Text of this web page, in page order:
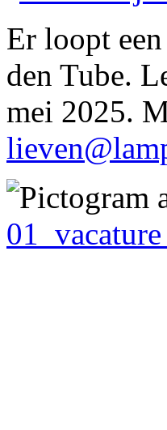
Er loopt
den Tube.
mei 2025.